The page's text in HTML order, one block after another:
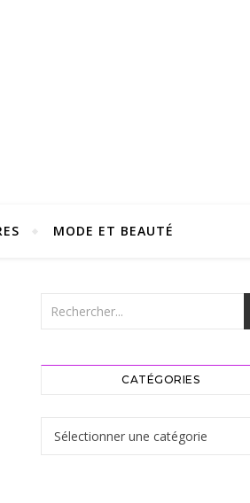
MODE ET BEAUTÉ
CATÉGORIES
Catégories